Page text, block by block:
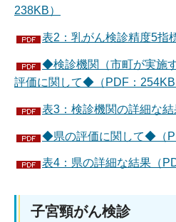
238KB）
表2：乳がん検診精度5指
◆検診機関（市町が実施
評価に関して◆（PDF：254KB
表3：検診機関の詳細な結
◆県の評価に関して◆（
表4：県の詳細な結果（
子宮頸がん検診